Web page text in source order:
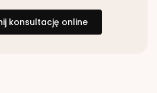
konsultację online